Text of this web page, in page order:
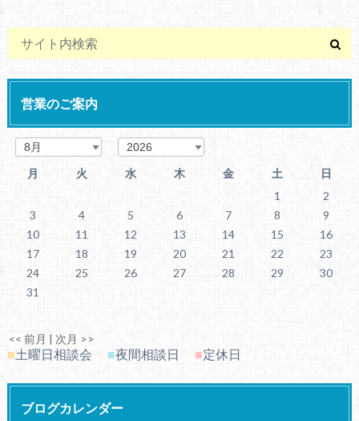
営業のご案内
月 火 水 木 金 土 日
<< 前月 | 次月 >>
1
2
3
4 5 6 7 8
9
10
11 12 13 14 15
16
17
18 19 20 21 22
23
24
25 26 27 28 29
30
31
■土曜日相談会 ■夜間相談日 ■定休日
ブログカレンダー